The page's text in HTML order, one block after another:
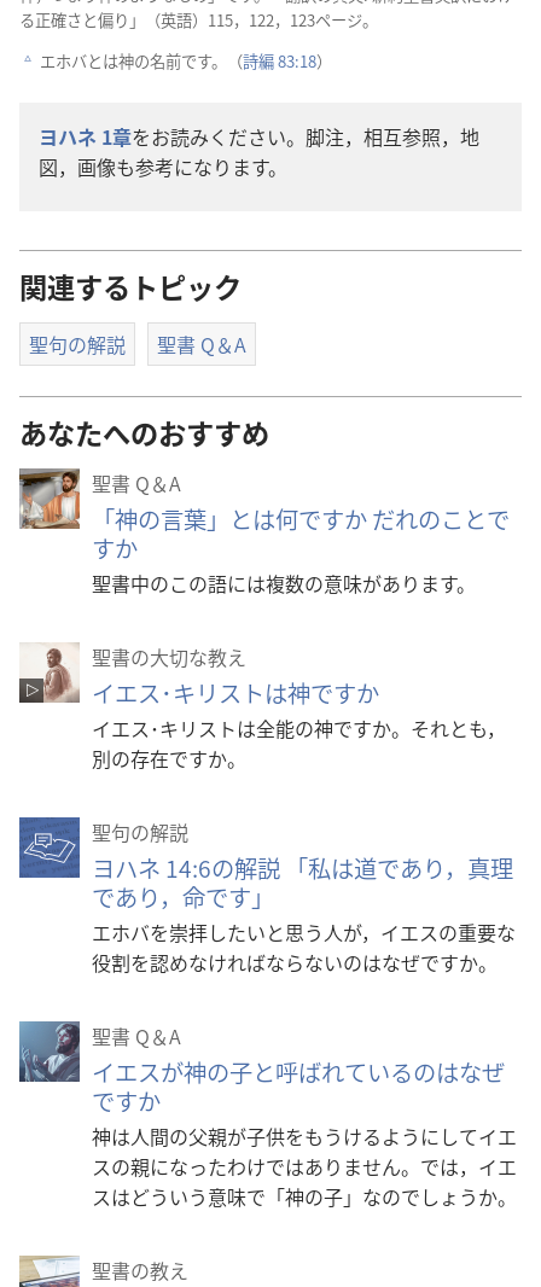
る正確さと偏り」（英語）115，122，123ページ。
c エホバとは神の名前です。（詩編83:18）
ヨハネ 1章をお読みください。 脚注， 相互参照， 地
図， 画像も参考になります。
関連するトピック
聖句の解説 聖書 Q＆A
あなたへのおすすめ
聖書 Q＆A
「神の言葉」とは何ですか だれのことで
すか
聖書中のこの語には複数の意味があります。
聖書の大切な教え
イエス･キリストは神ですか
イエス･キリストは全能の神ですか。それとも，
別の存在ですか。
聖句の解説
ヨハネ 14:6の解説 「私は道であり，真理
であり，命です」
エホバを崇拝したいと思う人が，イエスの重要な
役割を認めなければならないのはなぜですか。
聖書 Q＆A
イエスが神の子と呼ばれているのはなぜ
ですか
神は人間の父親が子供をもうけるようにしてイエ
スの親になったわけではありません。では，イエ
スはどういう意味で「神の子」なのでしょうか。
聖書の教え